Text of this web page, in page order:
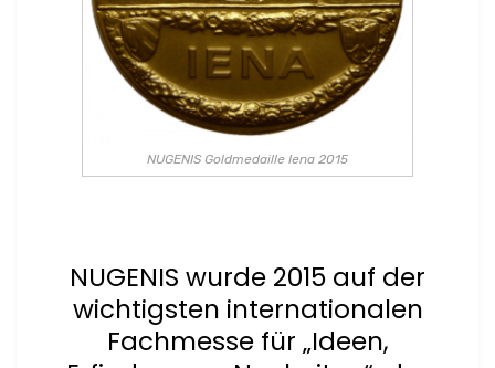
NUGENIS Goldmedaille Iena 2015
NUGENIS wurde 2015 auf der
wichtigsten internationalen
Fachmesse für „Ideen,